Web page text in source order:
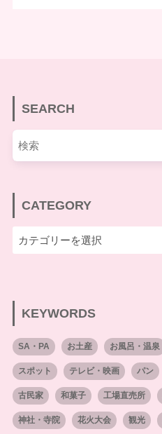
SEARCH
CATEGORY
KEYWORDS
SA・PA お土産 お風呂・温泉
スポット テレビ・映画 パン
古民家 和菓子 工場直売所
神社・寺院 花火大会 観光